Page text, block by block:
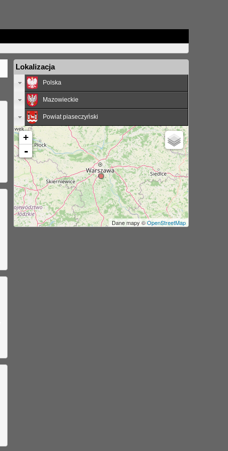
Lokalizacja
Polska
Mazowieckie
Powiat piaseczyński
+
-
Dane mapy ©OpenStreetMap